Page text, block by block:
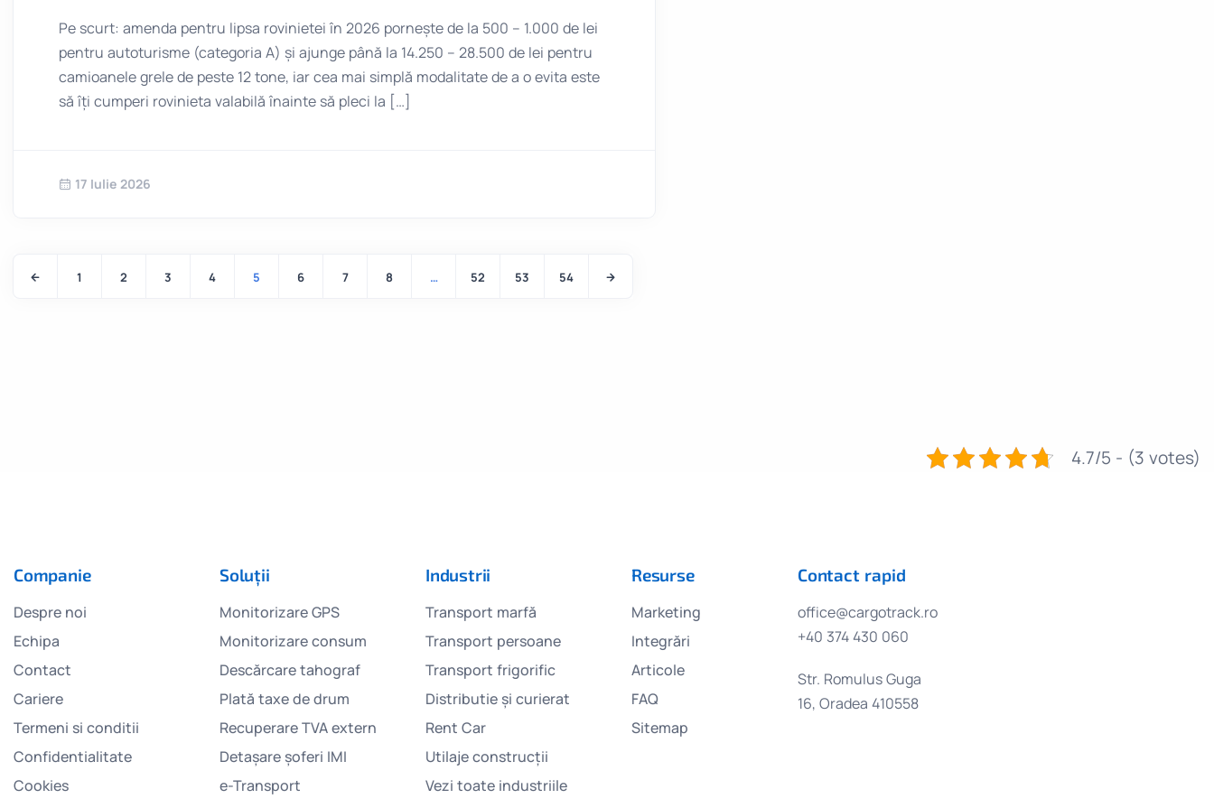
Pe scurt: amenda pentru lipsa rovinietei în 2026 pornește de la 500 – 1.000 de lei
pentru autoturisme (categoria A) și ajunge până la 14.250 – 28.500 de lei pentru
camioanele grele de peste 12 tone, iar cea mai simplă modalitate de a o evita este
să îți cumperi rovinieta valabilă înainte să pleci la […]
17 Iulie 2026
1 2 3 4 5 6 7 8 … 52 53 54
4.7/5 - (3 votes)
Companie
Despre noi
Echipa
Contact
Cariere
Termeni si conditii
Confidentialitate
Cookies
Soluții
Monitorizare GPS
Monitorizare consum
Descărcare tahograf
Plată taxe de drum
Recuperare TVA extern
Detașare șoferi IMI
e-Transport
Industrii
Transport marfă
Transport persoane
Transport frigorific
Distributie și curierat
Rent Car
Utilaje construcții
Vezi toate industriile
Resurse
Marketing
Integrări
Articole
FAQ
Sitemap
Contact rapid
office@cargotrack.ro
+40 374 430 060
Str. Romulus Guga
16, Oradea 410558